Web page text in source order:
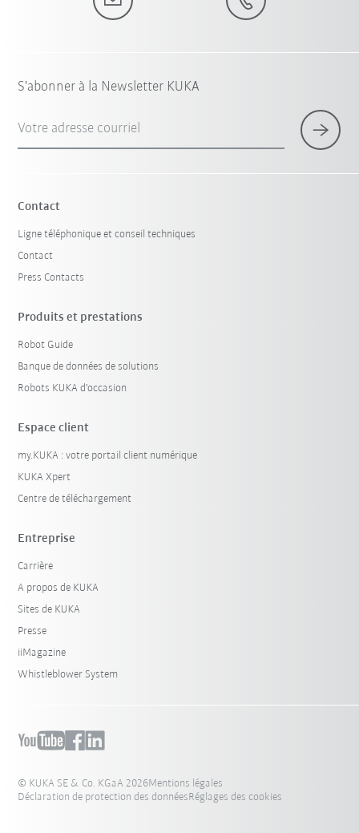
S'abonner à la Newsletter KUKA
Votre adresse courriel
Contact
Ligne téléphonique et conseil techniques
Contact
Press Contacts
Produits et prestations
Robot Guide
Banque de données de solutions
Robots KUKA d'occasion
Espace client
my.KUKA : votre portail client numérique
KUKA Xpert
Centre de téléchargement
Entreprise
Carrière
A propos de KUKA
Sites de KUKA
Presse
iiMagazine
Whistleblower System
© KUKA SE & Co. KGaA 2026Mentions légales
Déclaration de protection des donnéesRéglages des cookies